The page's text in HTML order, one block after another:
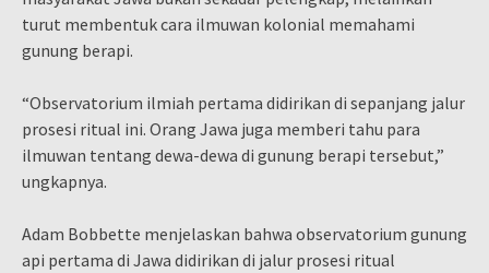
turut membentuk cara ilmuwan kolonial memahami
gunung berapi.
“Observatorium ilmiah pertama didirikan di sepanjang jalur
prosesi ritual ini. Orang Jawa juga memberi tahu para
ilmuwan tentang dewa-dewa di gunung berapi tersebut,”
ungkapnya.
Adam Bobbette menjelaskan bahwa observatorium gunung
api pertama di Jawa didirikan di jalur prosesi ritual